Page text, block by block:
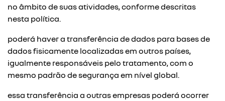
no âmbito de suas atividades, conforme descritas
nesta política.
poderá haver a transferência de dados para bases de
dados fisicamente localizadas em outros países,
igualmente responsáveis pelo tratamento, com o
mesmo padrão de segurança em nível global.
essa transferência a outras empresas poderá ocorrer